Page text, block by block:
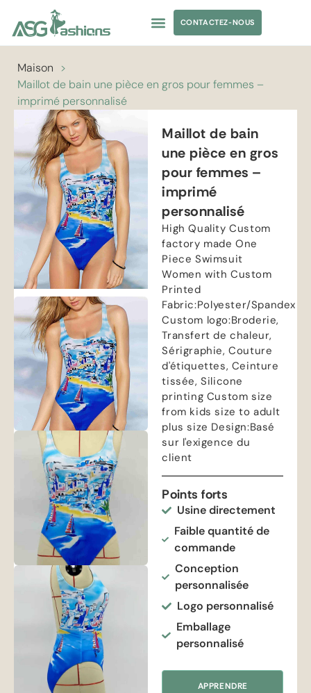
CONTACTEZ-NOUS
Maison >
Maillot de bain une pièce en gros pour femmes –
imprimé personnalisé
Maillot de bain
une pièce en gros
pour femmes –
imprimé
personnalisé
High Quality Custom
factory made One
Piece Swimsuit
Women with Custom
Printed
Fabric:Polyester/Spandex
Custom logo:Broderie,
Transfert de chaleur,
Sérigraphie, Couture
d'étiquettes, Ceinture
tissée,Silicone
printing Custom size
from kids size to adult
plus size Design:Basé
sur l'exigence du
client
Points forts
Usine directement
Faible quantité de
commande
Conception
personnalisée
Logo personnalisé
Emballage
personnalisé
APPRENDRE